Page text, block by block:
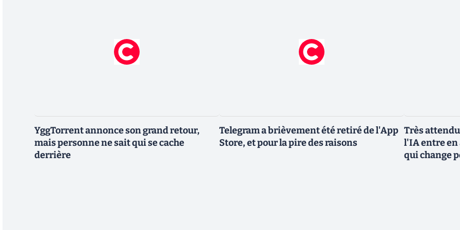
YggTorrent annonce son grand retour,
mais personne ne sait qui se cache
derrière
Telegram a brièvement été retiré de l'App
Store, et pour la pire des raisons
Très
l'IA entre en
qui change